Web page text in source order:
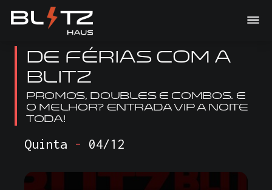
DE FÉRIAS COM A
BLITZ
Promos, doubles e combos. E
o melhor? ENTRADA VIP A NOITE
TODA!
Quinta - 04/12